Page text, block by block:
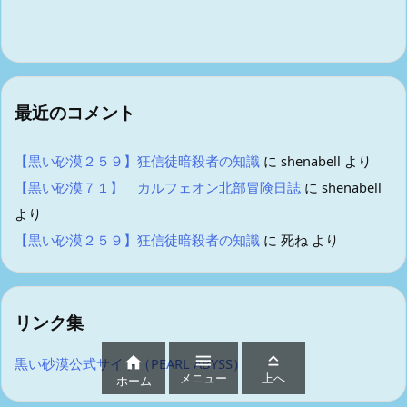
最近のコメント
【黒い砂漠２５９】狂信徒暗殺者の知識 に shenabell より
【黒い砂漠７１】 カルフェオン北部冒険日誌 に shenabell
より
【黒い砂漠２５９】狂信徒暗殺者の知識 に 死ね より
リンク集
黒い砂漠公式サイト（PEARL ABYSS）

ホーム

メニュー

上へ